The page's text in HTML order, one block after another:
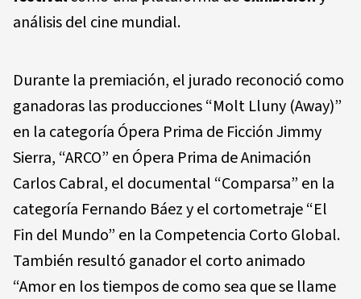
análisis del cine mundial.
Durante la premiación, el jurado reconoció como
ganadoras las producciones “Molt Lluny (Away)”
en la categoría Ópera Prima de Ficción Jimmy
Sierra, “ARCO” en Ópera Prima de Animación
Carlos Cabral, el documental “Comparsa” en la
categoría Fernando Báez y el cortometraje “El
Fin del Mundo” en la Competencia Corto Global.
También resultó ganador el corto animado
“Amor en los tiempos de como sea que se llame